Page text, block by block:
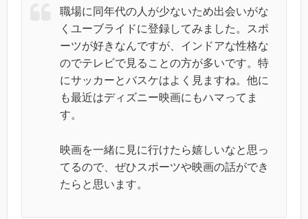
職場に同年代の人が少ないため出会いがな
くユーブライドに登録してみました。スポ
ーツが好きなんですが、インドアな性格な
のでテレビで見ることの方が多いです。特
にサッカーとバスケはよく見ますね。他に
も最近はディズニー映画にもハマってま
す。
映画を一緒に見に行けたら嬉しいなと思っ
てるので、ぜひスポーツや映画の話ができ
たらと思います。